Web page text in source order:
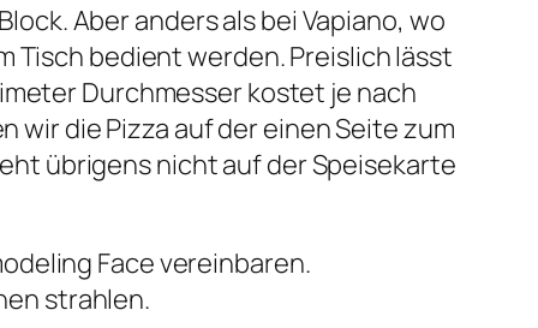
Aber anders als bei Vapiano, wo
Tisch bedient werden. Preislich lässt
Durchmesser kostet je nach
wir die Pizza auf der einen Seite zum
übrigens nicht auf der Speisekarte
Face vereinbaren.
strahlen.